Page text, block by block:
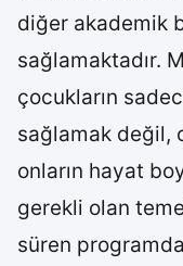
diğer akademik
sağlamaktadır.
çocukların
sağlamak değil,
onların hayat
gerekli olan
süren